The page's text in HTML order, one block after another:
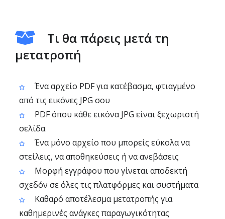
Τι θα πάρεις μετά τη
μετατροπή
Ένα αρχείο PDF για κατέβασμα, φτιαγμένο
από τις εικόνες JPG σου
PDF όπου κάθε εικόνα JPG είναι ξεχωριστή
σελίδα
Ένα μόνο αρχείο που μπορείς εύκολα να
στείλεις, να αποθηκεύσεις ή να ανεβάσεις
Μορφή εγγράφου που γίνεται αποδεκτή
σχεδόν σε όλες τις πλατφόρμες και συστήματα
Καθαρό αποτέλεσμα μετατροπής για
καθημερινές ανάγκες παραγωγικότητας